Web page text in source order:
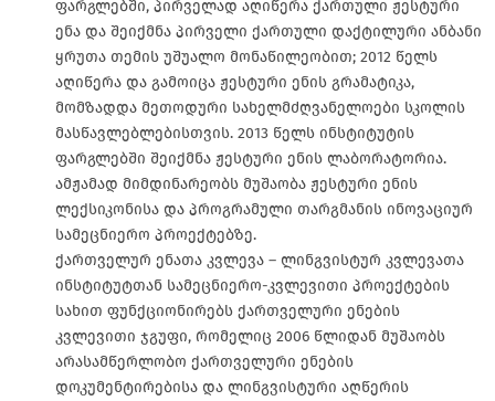
ფარგლებში, პირველად აღიწერა ქართული ჟესტური
ენა და შეიქმნა პირველი ქართული დაქტილური ანბანი
ყრუთა თემის უშუალო მონაწილეობით; 2012 წელს
აღიწერა და გამოიცა ჟესტური ენის გრამატიკა,
მომზადდა მეთოდური სახელმძღვანელოები სკოლის
მასწავლებლებისთვის. 2013 წელს ინსტიტუტის
ფარგლებში შეიქმნა ჟესტური ენის ლაბორატორია.
ამჟამად მიმდინარეობს მუშაობა ჟესტური ენის
ლექსიკონისა და პროგრამული თარგმანის ინოვაციურ
სამეცნიერო პროექტებზე.
ქართველურ ენათა კვლევა – ლინგვისტურ კვლევათა
ინსტიტუტთან სამეცნიერო-კვლევითი პროექტების
სახით ფუნქციონირებს ქართველური ენების
კვლევითი ჯგუფი, რომელიც 2006 წლიდან მუშაობს
არასამწერლობო ქართველური ენების
დოკუმენტირებისა და ლინგვისტური აღწერის